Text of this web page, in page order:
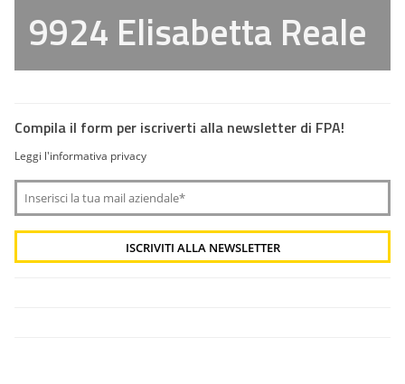
9924 Elisabetta Reale
Compila il form per iscriverti alla newsletter di FPA!
Leggi l'informativa privacy